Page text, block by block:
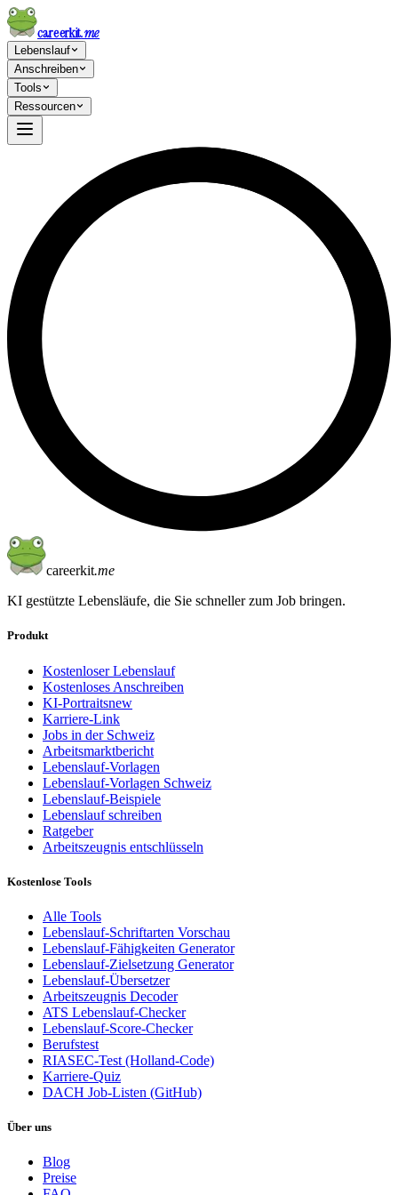
careerkit.me
Lebenslauf
Anschreiben
Tools
Ressourcen
careerkit.me
KI gestützte Lebensläufe, die Sie schneller zum Job bringen.
Produkt
Kostenloser Lebenslauf
Kostenloses Anschreiben
KI-Portraitsnew
Karriere-Link
Jobs in der Schweiz
Arbeitsmarktbericht
Lebenslauf-Vorlagen
Lebenslauf-Vorlagen Schweiz
Lebenslauf-Beispiele
Lebenslauf schreiben
Ratgeber
Arbeitszeugnis entschlüsseln
Kostenlose Tools
Alle Tools
Lebenslauf-Schriftarten Vorschau
Lebenslauf-Fähigkeiten Generator
Lebenslauf-Zielsetzung Generator
Lebenslauf-Übersetzer
Arbeitszeugnis Decoder
ATS Lebenslauf-Checker
Lebenslauf-Score-Checker
Berufstest
RIASEC-Test (Holland-Code)
Karriere-Quiz
DACH Job-Listen (GitHub)
Über uns
Blog
Preise